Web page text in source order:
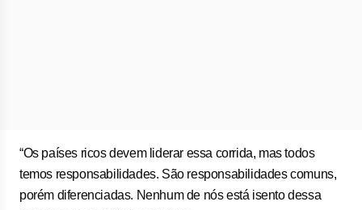
“Os países ricos devem liderar essa corrida, mas todos
temos responsabilidades. São responsabilidades comuns,
porém diferenciadas. Nenhum de nós está isento dessa